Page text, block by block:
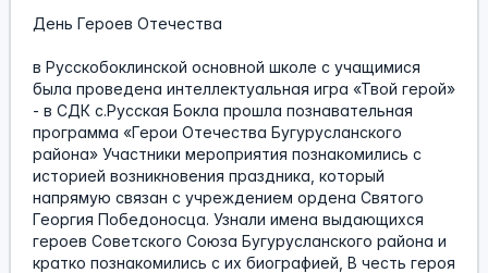
День Героев Отечества
в Русскобоклинской основной школе с учащимися
была проведена интеллектуальная игра «Твой герой»
- в СДК с.Русская Бокла прошла познавательная
программа «Герои Отечества Бугурусланского
района» Участники мероприятия познакомились с
историей возникновения праздника, который
напрямую связан с учреждением ордена Святого
Георгия Победоносца. Узнали имена выдающихся
героев Советского Союза Бугурусланского района и
кратко познакомились с их биографией, В честь героя